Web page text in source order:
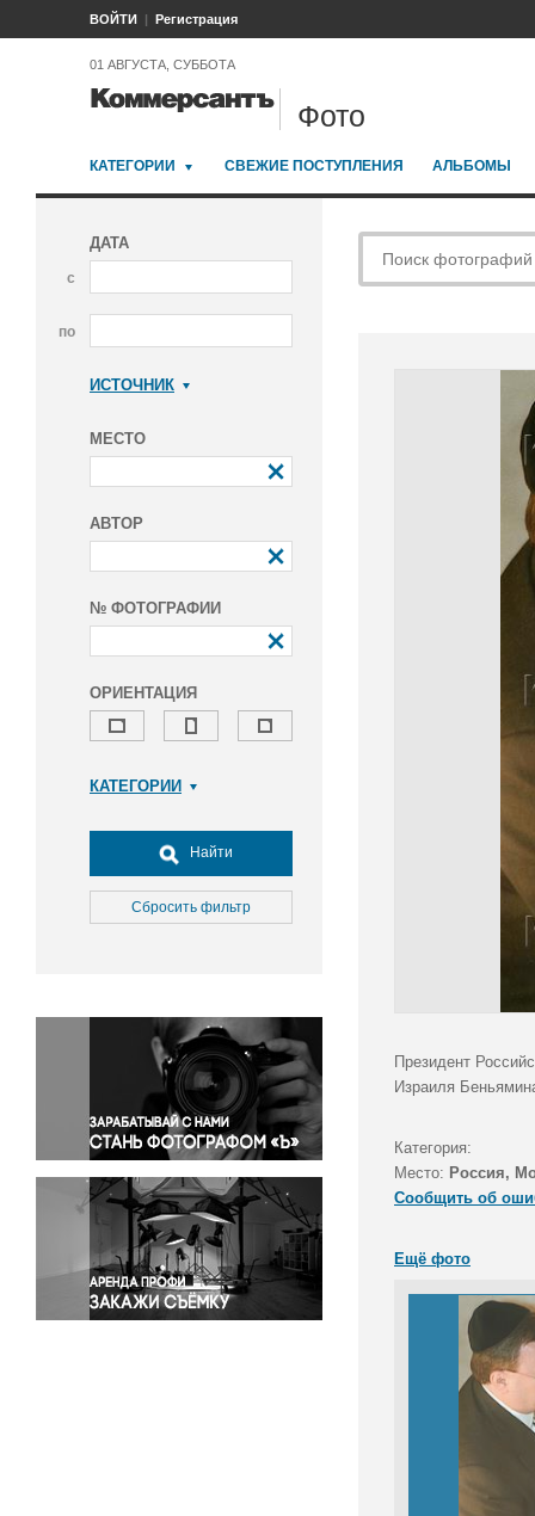
ВОЙТИ Регистрация
01 АВГУСТА, СУББОТА
Фото
КАТЕГОРИИ СВЕЖИЕ ПОСТУПЛЕНИЯ АЛЬБОМЫ
ДАТА
с
по
ИСТОЧНИК
МЕСТО
АВТОР
№ ФОТОГРАФИИ
ОРИЕНТАЦИЯ
КАТЕГОРИИ
Досуг, туризм и отдых
Культура
Медицина
Окружающая среда
Политика
Правосудие
Происшествия и конфликты
Религия
Светская жизнь
Спорт
Экология
Экономика и бизнес
Найти
Сбросить фильтр
Президент
Израиля
Категория:
Место: Россия,
Сообщить об
Ещё фото